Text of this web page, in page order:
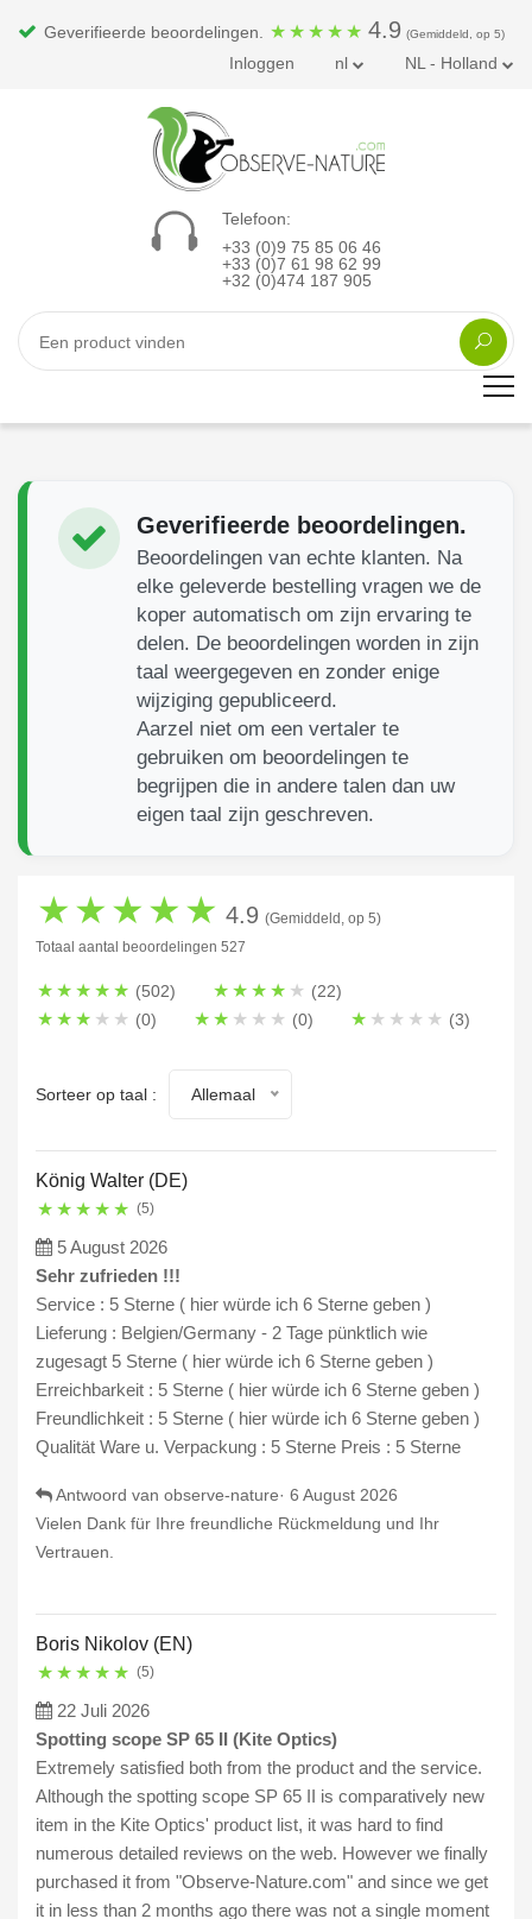
Geverifieerde beoordelingen. ★ ★ ★ ★ ★ 4.9 (Gemiddeld, op 5)
Inloggen nl NL - Holland
Telefoon:
+33 (0)9 75 85 06 46
+33 (0)7 61 98 62 99
+32 (0)474 187 905
Geverifieerde beoordelingen.
Beoordelingen van echte klanten. Na
elke geleverde bestelling vragen we de
koper automatisch om zijn ervaring te
delen. De beoordelingen worden in zijn
taal weergegeven en zonder enige
wijziging gepubliceerd.
Aarzel niet om een vertaler te
gebruiken om beoordelingen te
begrijpen die in andere talen dan uw
eigen taal zijn geschreven.
★★★★★ 4.9 (Gemiddeld, op 5)
Totaal aantal beoordelingen 527
★ ★ ★ ★ ★ (502) ★ ★ ★ ★ ★ (22)
★ ★ ★ ★ ★ (0) ★ ★ ★ ★ ★ (0) ★ ★ ★ ★ ★ (3)
Sorteer op taal : Allemaal
König Walter (DE)
★ ★ ★ ★ ★ (5)
5 August 2026
Sehr zufrieden !!!
Service : 5 Sterne ( hier würde ich 6 Sterne geben )
Lieferung : Belgien/Germany - 2 Tage pünktlich wie
zugesagt 5 Sterne ( hier würde ich 6 Sterne geben )
Erreichbarkeit : 5 Sterne ( hier würde ich 6 Sterne geben )
Freundlichkeit : 5 Sterne ( hier würde ich 6 Sterne geben )
Qualität Ware u. Verpackung : 5 Sterne Preis : 5 Sterne
Antwoord van observe-nature· 6 August 2026
Vielen Dank für Ihre freundliche Rückmeldung und Ihr
Vertrauen.
Boris Nikolov (EN)
★ ★ ★ ★ ★ (5)
22 Juli 2026
Spotting scope SP 65 II (Kite Optics)
Extremely satisfied both from the product and the service.
Although the spotting scope SP 65 II is comparatively new
item in the Kite Optics' product list, it was hard to find
numerous detailed reviews on the web. However we finally
purchased it from "Observe-Nature.com" and since we get
it in less than 2 months ago there was not a single moment